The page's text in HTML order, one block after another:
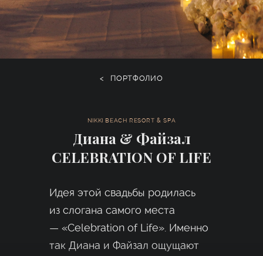
< ПОРТФОЛИО
NIKKI BEACH RESORT & SPA
Диана & Файзал
CELEBRATION OF LIFE
Идея этой свадьбы родилась
из слогана самого места
— «Celebration of Life». Именно
так Диана и Файзал ощущают